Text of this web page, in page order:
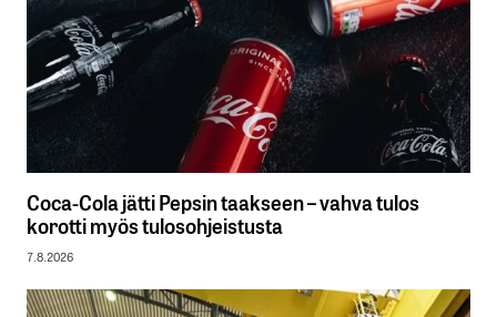
Coca-Cola jätti Pepsin taakseen – vahva tulos
korotti myös tulosohjeistusta
7.8.2026